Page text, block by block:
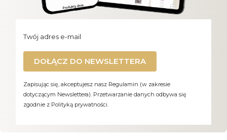
Twój adres e-mail
DOŁĄCZ DO NEWSLETTERA
Zapisując się, akceptujesz nasz Regulamin (w zakresie
dotyczącym Newslettera). Przetwarzanie danych odbywa się
zgodnie z Polityką prywatności.